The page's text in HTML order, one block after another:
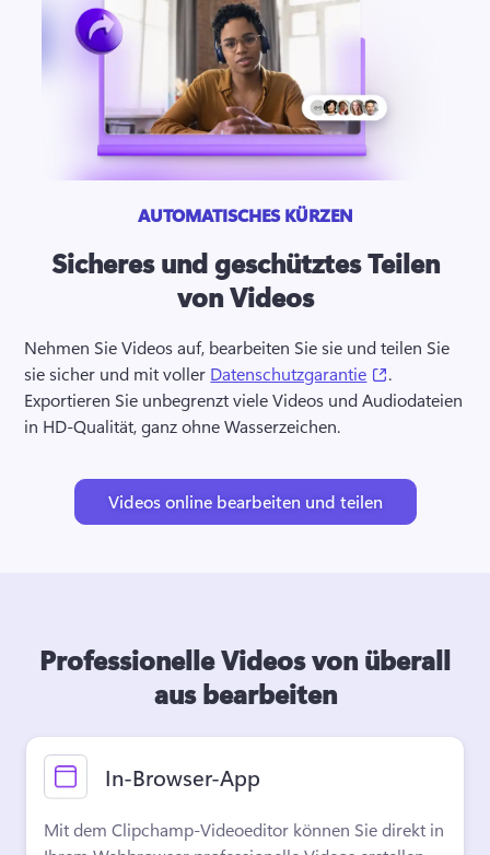
AUTOMATISCHES KÜRZEN
Sicheres und geschütztes Teilen
von Videos
Nehmen Sie Videos auf, bearbeiten Sie sie und teilen Sie
sie sicher und mit voller Datenschutzgarantie (opens in a
.
Exportieren Sie unbegrenzt viele Videos und Audiodateien
in HD-Qualität, ganz ohne Wasserzeichen.
Videos online bearbeiten und teilen
Professionelle Videos von überall
aus bearbeiten
In-Browser-App
Mit dem Clipchamp-Videoeditor können Sie direkt in